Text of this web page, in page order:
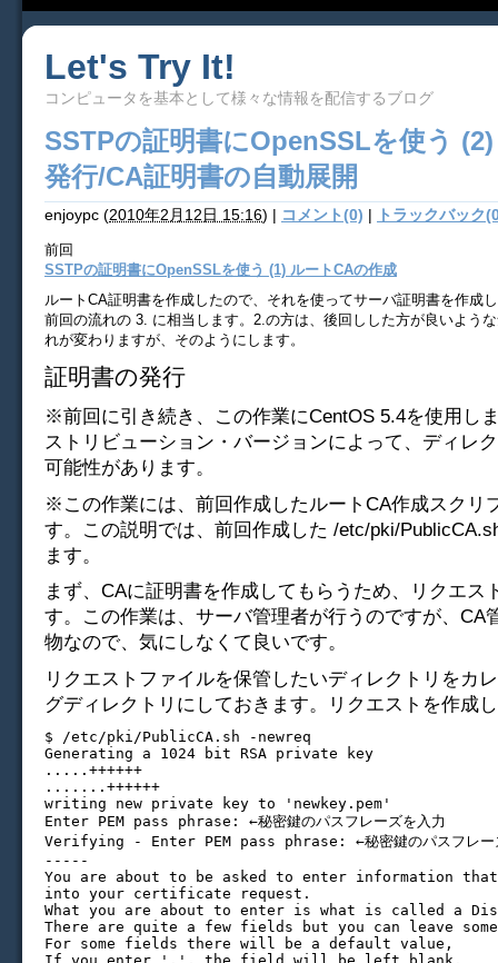
Let's Try It!
コンピュータを基本として様々な情報を配信するブログ
SSTPの証明書にOpenSSLを使う
発行/CA証明書の自動展開
enjoypc (2010年2月12日 15:16) | コメント(0) | トラックバック
前回
SSTPの証明書にOpenSSLを使う (1) ルートCAの作成
ルートCA証明書を作成したので、それを使ってサーバ証明書を作成
前回の流れの 3. に相当します。2.の方は、後回しした方が良いよう
れが変わりますが、そのようにします。
証明書の発行
※前回に引き続き、この作業にCentOS 5.4を使用し
ストリビューション・バージョンによって、ディレ
可能性があります。
※この作業には、前回作成したルートCA作成スクリ
す。この説明では、前回作成した /etc/pki/
ます。
まず、CAに証明書を作成してもらうため、リクエス
す。この作業は、サーバ管理者が行うのですが、CA
物なので、気にしなくて良いです。
リクエストファイルを保管したいディレクトリをカ
グディレクトリにしておきます。リクエストを作成
$ /etc/pki/PublicCA.sh -newreq
Generating a 1024 bit RSA private key
.....++++++
.......++++++
writing new private key to 'newkey.pem'
Enter PEM pass phrase: ←秘密鍵のパスフレーズを入力
Verifying - Enter PEM pass phrase: ←秘密鍵のパスフレー
-----
You are about to be asked to enter information
into your certificate request.
What you are about to enter is what is called a
There are quite a few fields but you can leave
For some fields there will be a default value,